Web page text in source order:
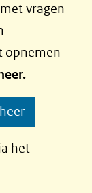
vragen
opnemen
het